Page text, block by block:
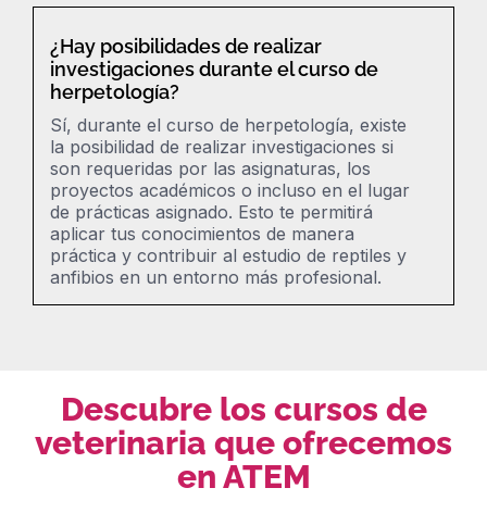
¿Hay posibilidades de realizar
investigaciones durante el curso de
herpetología?
Sí, durante el curso de herpetología, existe
la posibilidad de realizar investigaciones si
son requeridas por las asignaturas, los
proyectos académicos o incluso en el lugar
de prácticas asignado. Esto te permitirá
aplicar tus conocimientos de manera
práctica y contribuir al estudio de reptiles y
anfibios en un entorno más profesional.
Descubre los cursos de
veterinaria que ofrecemos
en ATEM